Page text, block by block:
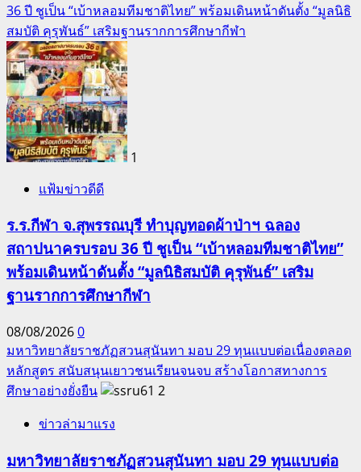
36 ปี ชูเป็น “เบ้าหลอมทีมชาติไทย” พร้อมเดินหน้าดันตั้ง “มูลนิธิ
สมบัติ คุรุพันธ์” เสริมฐานรากการศึกษากีฬา
1
แฟ้มข่าวดีดี
ร.ร.กีฬา จ.สุพรรณบุรี ทำบุญทอดผ้าป่าฯ ฉลอง
สถาปนาครบรอบ 36 ปี ชูเป็น “เบ้าหลอมทีมชาติไทย”
พร้อมเดินหน้าดันตั้ง “มูลนิธิสมบัติ คุรุพันธ์” เสริม
ฐานรากการศึกษากีฬา
08/08/20260
มหาวิทยาลัยราชภัฏสวนสุนันทา มอบ 29 ทุนแบบต่อเนื่องตลอด
หลักสูตร สนับสนุนเยาวชนเรียนจนจบ สร้างโอกาสทางการ
ศึกษาอย่างยั่งยืน
2
ข่าวล่ามาแรง
มหาวิทยาลัยราชภัฏสวนสุนันทา มอบ 29 ทุนแบบต่อ